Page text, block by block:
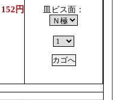
152円 皿ビス面：